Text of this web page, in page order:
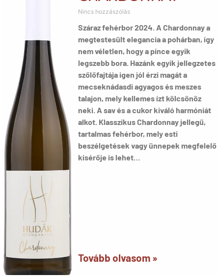
Nincs hozzászólás
Száraz fehérbor 2024. A Chardonnay a
megtestesült elegancia a pohárban, így
nem véletlen, hogy a pince egyik
legszebb bora. Hazánk egyik jellegzetes
szőlőfajtája igen jól érzi magát a
mecseknádasdi agyagos és meszes
talajon, mely kellemes ízt kölcsönöz
neki. A sav és a cukor kiváló harmóniát
alkot. Klasszikus Chardonnay jellegű,
tartalmas fehérbor, mely esti
beszélgetések vagy ünnepek megfelelő
kísérője is lehet…
Tovább olvasom »